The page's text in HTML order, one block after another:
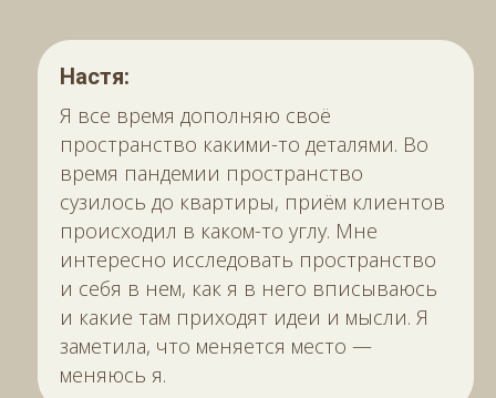
Настя:
Я все время дополняю своё
пространство какими-то деталями. Во
время пандемии пространство
сузилось до квартиры, приём клиентов
происходил в каком-то углу. Мне
интересно исследовать пространство
и себя в нем, как я в него вписываюсь
и какие там приходят идеи и мысли. Я
заметила, что меняется место —
меняюсь я.